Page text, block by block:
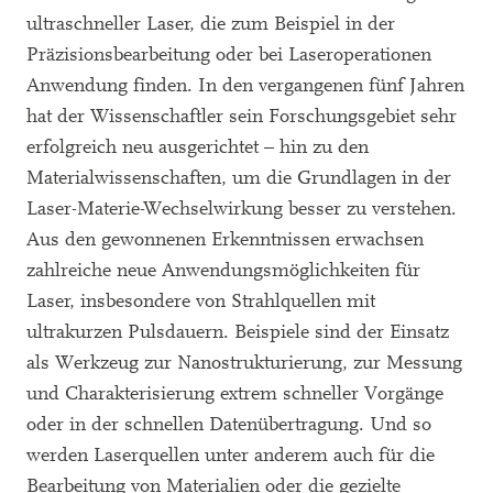
ultraschneller Laser, die zum Beispiel in der
Präzisionsbearbeitung oder bei Laseroperationen
Anwendung finden. In den vergangenen fünf Jahren
hat der Wissenschaftler sein Forschungsgebiet sehr
erfolgreich neu ausgerichtet – hin zu den
Materialwissenschaften, um die Grundlagen in der
Laser-Materie-Wechselwirkung besser zu verstehen.
Aus den gewonnenen Erkenntnissen erwachsen
zahlreiche neue Anwendungsmöglichkeiten für
Laser, insbesondere von Strahlquellen mit
ultrakurzen Pulsdauern. Beispiele sind der Einsatz
als Werkzeug zur Nanostrukturierung, zur Messung
und Charakterisierung extrem schneller Vorgänge
oder in der schnellen Datenübertragung. Und so
werden Laserquellen unter anderem auch für die
Bearbeitung von Materialien oder die gezielte